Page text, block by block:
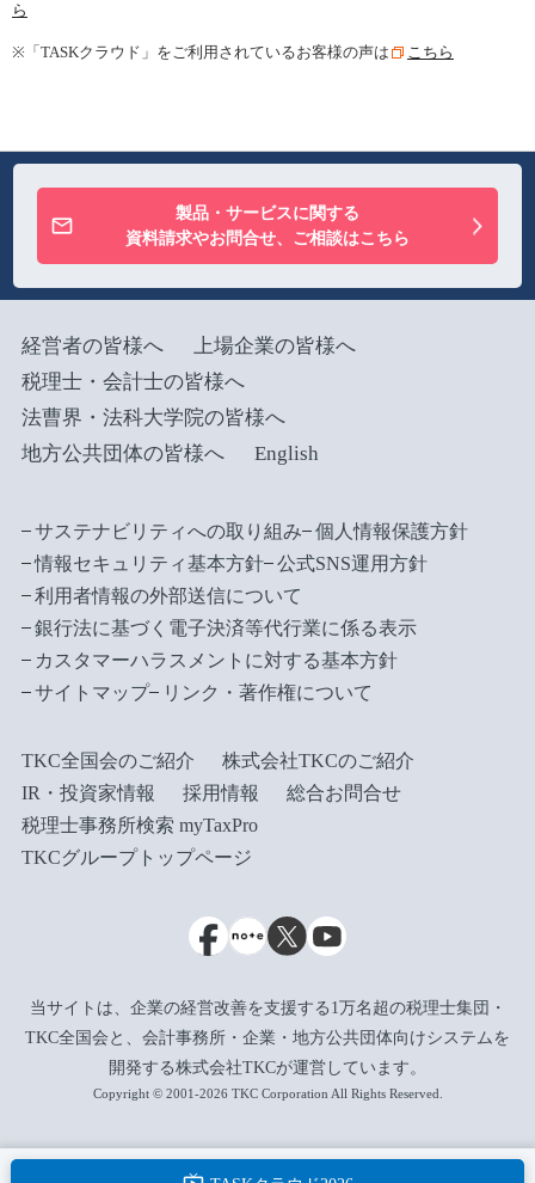
ら
※ 「TASKクラウド」をご利用されているお客様の声は こちら
製品・サービスに関する
資料請求やお問合せ、ご相談はこちら
経営者の皆様へ
上場企業の皆様へ
税理士・会計士の皆様へ
法曹界・法科大学院の皆様へ
地方公共団体の皆様へ
English
サステナビリティへの取り組み
個人情報保護方針
情報セキュリティ基本方針
公式SNS運用方針
利用者情報の外部送信について
銀行法に基づく電子決済等代行業に係る表示
カスタマーハラスメントに対する基本方針
サイトマップ
リンク・著作権について
TKC全国会のご紹介
株式会社TKCのご紹介
IR・投資家情報
採用情報
総合お問合せ
税理士事務所検索 myTaxPro
TKCグループトップページ
当サイトは、企業の経営改善を支援する1万名超の税理士集団・
TKC全国会と、会計事務所・企業・地方公共団体向けシステムを
開発する株式会社TKCが運営しています。
Copyright © 2001-2026 TKC Corporation All Rights Reserved.